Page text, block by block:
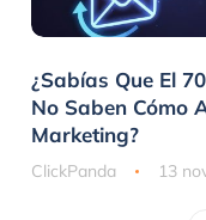
¿Sabías Que El
No Saben Cómo
Marketing?
ClickPanda 13